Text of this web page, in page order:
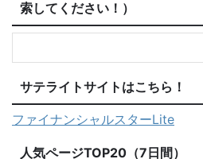
索してください！）
サテライトサイトはこちら！
ファイナンシャルスターLite
人気ページTOP20（7日間）